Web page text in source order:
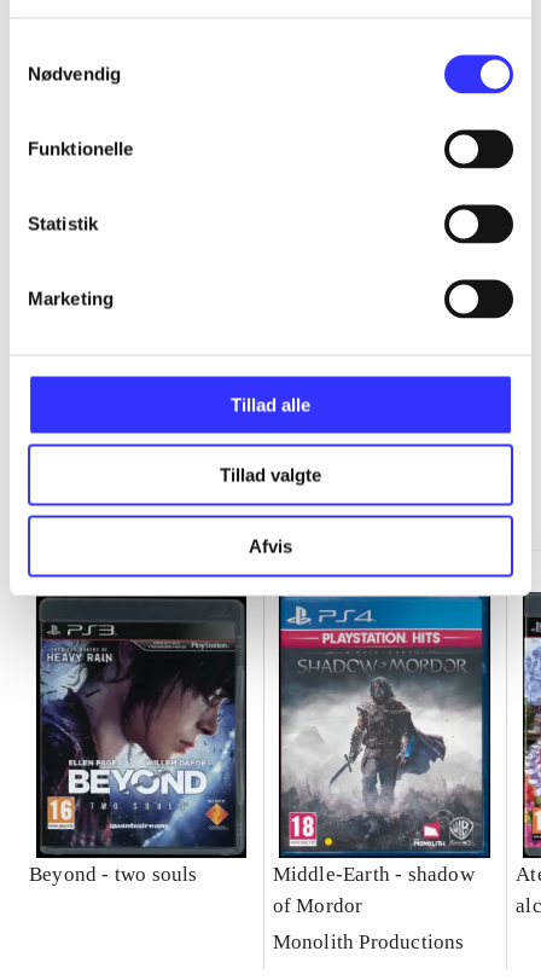
Nødvendig
Funktionelle
Statistik
Marketing
Tillad alle
Tillad valgte
Afvis
...
...
...
...
Beyond - two souls
Middle-Earth - shadow
of Mordor
Monolith Productions